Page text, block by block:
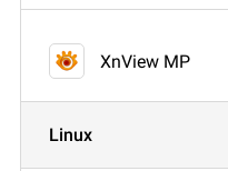
XnView MP
Linux